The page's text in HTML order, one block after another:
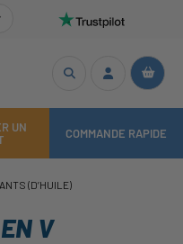
UN
COMMANDE RAPIDE
(D’HUILE)
V